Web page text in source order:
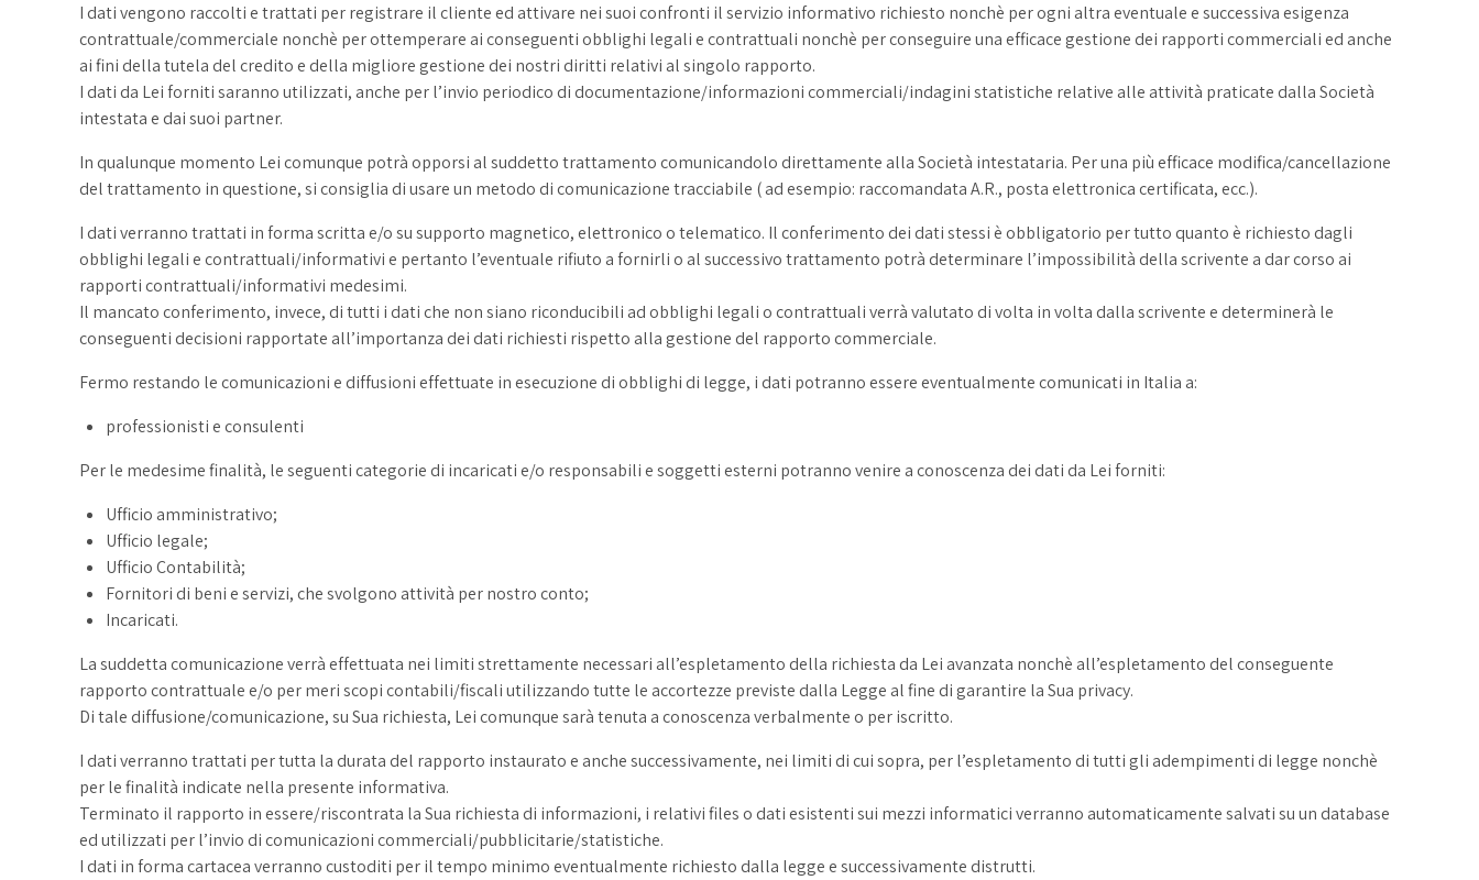
I dati vengono raccolti e trattati per registrare il cliente ed attivare nei suoi confronti il servizio informativo richiesto nonchè per ogni altra eventuale e successiva esigenza
contrattuale/commerciale nonchè per ottemperare ai conseguenti obblighi legali e contrattuali nonchè per conseguire una efficace gestione dei rapporti commerciali ed anche
ai fini della tutela del credito e della migliore gestione dei nostri diritti relativi al singolo rapporto.
I dati da Lei forniti saranno utilizzati, anche per l’invio periodico di documentazione/informazioni commerciali/indagini statistiche relative alle attività praticate dalla Società
intestata e dai suoi partner.
In qualunque momento Lei comunque potrà opporsi al suddetto trattamento comunicandolo direttamente alla Società intestataria. Per una più efficace modifica/cancellazione
del trattamento in questione, si consiglia di usare un metodo di comunicazione tracciabile ( ad esempio: raccomandata A.R., posta elettronica certificata, ecc.).
I dati verranno trattati in forma scritta e/o su supporto magnetico, elettronico o telematico. Il conferimento dei dati stessi è obbligatorio per tutto quanto è richiesto dagli
obblighi legali e contrattuali/informativi e pertanto l’eventuale rifiuto a fornirli o al successivo trattamento potrà determinare l’impossibilità della scrivente a dar corso ai
rapporti contrattuali/informativi medesimi.
Il mancato conferimento, invece, di tutti i dati che non siano riconducibili ad obblighi legali o contrattuali verrà valutato di volta in volta dalla scrivente e determinerà le
conseguenti decisioni rapportate all’importanza dei dati richiesti rispetto alla gestione del rapporto commerciale.
Fermo restando le comunicazioni e diffusioni effettuate in esecuzione di obblighi di legge, i dati potranno essere eventualmente comunicati in Italia a:
professionisti e consulenti
Per le medesime finalità, le seguenti categorie di incaricati e/o responsabili e soggetti esterni potranno venire a conoscenza dei dati da Lei forniti:
Ufficio amministrativo;
Ufficio legale;
Ufficio Contabilità;
Fornitori di beni e servizi, che svolgono attività per nostro conto;
Incaricati.
La suddetta comunicazione verrà effettuata nei limiti strettamente necessari all’espletamento della richiesta da Lei avanzata nonchè all’espletamento del conseguente
rapporto contrattuale e/o per meri scopi contabili/fiscali utilizzando tutte le accortezze previste dalla Legge al fine di garantire la Sua privacy.
Di tale diffusione/comunicazione, su Sua richiesta, Lei comunque sarà tenuta a conoscenza verbalmente o per iscritto.
I dati verranno trattati per tutta la durata del rapporto instaurato e anche successivamente, nei limiti di cui sopra, per l’espletamento di tutti gli adempimenti di legge nonchè
per le finalità indicate nella presente informativa.
Terminato il rapporto in essere/riscontrata la Sua richiesta di informazioni, i relativi files o dati esistenti sui mezzi informatici verranno automaticamente salvati su un database
ed utilizzati per l’invio di comunicazioni commerciali/pubblicitarie/statistiche.
I dati in forma cartacea verranno custoditi per il tempo minimo eventualmente richiesto dalla legge e successivamente distrutti.